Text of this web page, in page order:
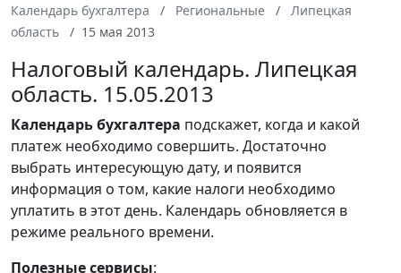
Календарь бухгалтера
Региональные
Липецкая
область
15 мая 2013
Налоговый календарь. Липецкая
область. 15.05.2013
Календарьбухгалтера подскажет, когда и какой
платеж необходимо совершить. Достаточно
выбрать интересующую дату, и появится
информация о том, какие налоги необходимо
уплатить в этот день. Календарь обновляется в
режиме реального времени.
Полезные сервисы: